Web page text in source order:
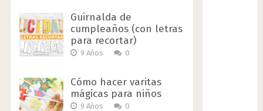
Guirnalda de
cumpleaños (con letras
para recortar)
9 Años 0
Cómo hacer varitas
mágicas para niños
9 Años 0